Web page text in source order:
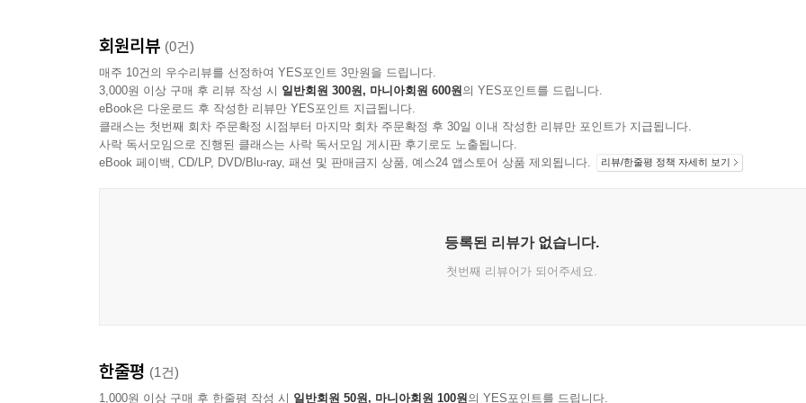
회원리뷰 (0건)
매주 10건의 우수리뷰를 선정하여 YES포인트 3만원을 드립니다.
3,000원 이상 구매 후 리뷰 작성 시 일반회원 300원, 마니아회원 600원의 YES포인트를 드립니다.
eBook은 다운로드 후 작성한 리뷰만 YES포인트 지급됩니다.
클래스는 첫번째 회차 주문확정 시점부터 마지막 회차 주문확정 후 30일 이내 작성한 리뷰만 포인트가 지급됩니다.
사락 독서모임으로 진행된 클래스는 사락 독서모임 게시판 후기로도 노출됩니다.
eBook 페이백, CD/LP, DVD/Blu-ray, 패션 및 판매금지 상품, 예스24 앱스토어 상품 제외됩니다.
리뷰/한줄평 정책 자세히 보기
등록된 리뷰가 없습니다.
첫번째 리뷰어가 되어주세요.
한줄평 (1건)
1,000원 이상 구매 후 한줄평 작성 시 일반회원 50원, 마니아회원 100원의 YES포인트를 드립니다.